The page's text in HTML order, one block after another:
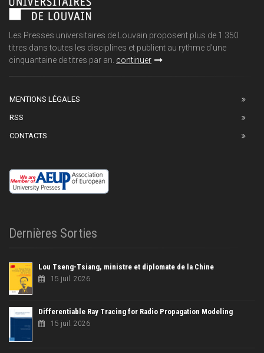
Les Presses universitaires de Louvain proposent plus de 1 350
titres dans toutes les disciplines et publient au rythme d'une
cinquantaine de titres par an. continuer
MENTIONS LÉGALES
RSS
CONTACTS
Dernières Sorties
Lou Tseng-Tsiang, ministre et diplomate de la Chine
15 juil. 2026
Differentiable Ray Tracing for Radio Propagation Modeling
15 juil. 2026